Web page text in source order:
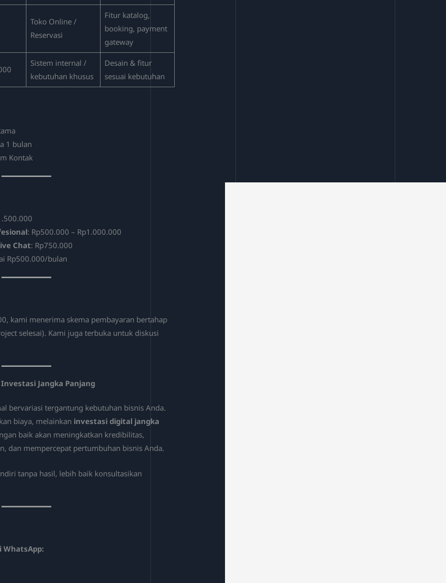
Toko Online /
Reservasi
Fitur katalog,
booking, payment
gateway
Sistem internal /
kebutuhan khusus
Desain & fitur
sesuai kebutuhan
1 bulan
Kontak
: Rp500.000 – Rp1.000.000
Chat: Rp750.000
Rp500.000/bulan
kami menerima skema pembayaran bertahap
selesai). Kami juga terbuka untuk diskusi
Jangka Panjang
bervariasi tergantung kebutuhan bisnis Anda.
biaya, melainkan investasi digital jangka
baik akan meningkatkan kredibilitas,
dan mempercepat pertumbuhan bisnis Anda.
tanpa hasil, lebih baik konsultasikan